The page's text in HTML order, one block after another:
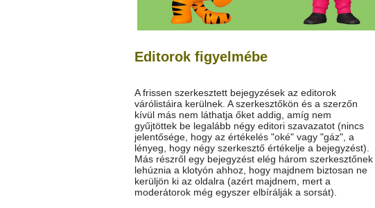
Editorok figyelmébe
A frissen szerkesztett bejegyzések az editorok
várólistáira kerülnek. A szerkesztőkön és a szerzőn
kívül más nem láthatja őket addig, amíg nem
gyűjtöttek be legalább négy editori szavazatot (nincs
jelentősége, hogy az értékelés "oké" vagy "gáz", a
lényeg, hogy négy szerkesztő értékelje a bejegyzést).
Más részről egy bejegyzést elég három szerkesztőnek
lehúznia a klotyón ahhoz, hogy majdnem biztosan ne
kerüljön ki az oldalra (azért majdnem, mert a
moderátorok még egyszer elbírálják a sorsát).